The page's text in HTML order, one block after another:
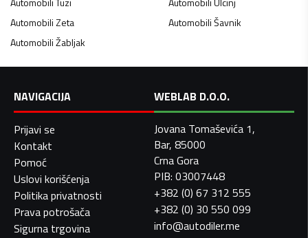
AutomobiliZeta AutomobiliŠavnik
AutomobiliŽabljak
NAVIGACIJA
Prijavi se
Kontakt
Pomoć
Uslovi korišćenja
Politika privatnosti
Prava potrošača
Sigurna trgovina
WEBLAB D.O.O.
Jovana Tomaševića 1,
Bar, 85000
Crna Gora
PIB: 03007448
+382 (0) 67 312 555
+382 (0) 30 550 099
info@autodiler.me